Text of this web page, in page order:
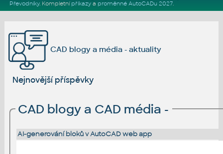
Převodníky. Kompletní příkazya proměnné AutoCADu 2027.
CAD blogy a média - aktuality
Nejnovější příspěvky
CAD blogy a CAD média -
AI-generování bloků v AutoCAD web app